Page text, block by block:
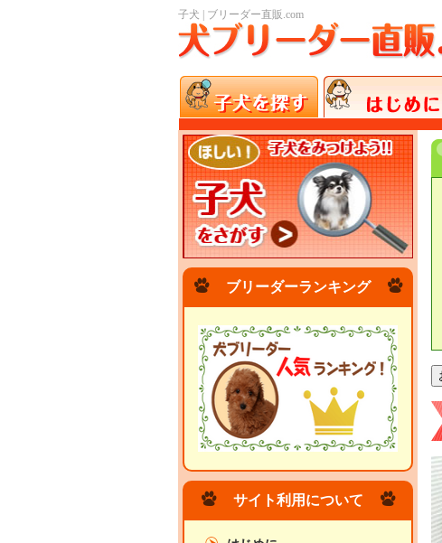
子犬 | ブリーダー直販.com
ブリーダーランキング
サイト利用について